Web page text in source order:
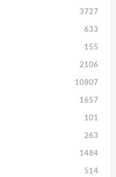
3727
633
155
2106
10807
1657
101
263
1484
514